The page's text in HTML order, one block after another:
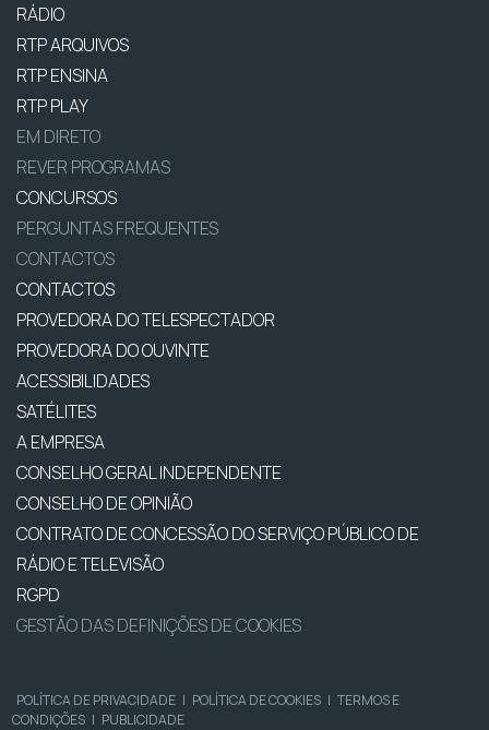
RÁDIO
RTP ARQUIVOS
RTP ENSINA
RTP PLAY
EM DIRETO
REVER PROGRAMAS
CONCURSOS
PERGUNTAS FREQUENTES
CONTACTOS
CONTACTOS
PROVEDORA DO TELESPECTADOR
PROVEDORA DO OUVINTE
ACESSIBILIDADES
SATÉLITES
A EMPRESA
CONSELHO GERAL INDEPENDENTE
CONSELHO DE OPINIÃO
CONTRATO DE CONCESSÃO DO SERVIÇO PÚBLICO DE
RÁDIO E TELEVISÃO
RGPD
GESTÃO DAS DEFINIÇÕES DE COOKIES
POLÍTICA DE PRIVACIDADE | POLÍTICA DE COOKIES | TERMOS E
CONDIÇÕES | PUBLICIDADE